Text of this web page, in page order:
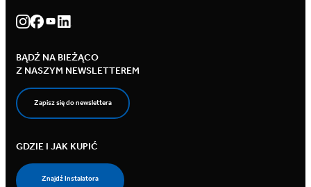
BĄDŹ NA BIEŻĄCO
Z NASZYM NEWSLETTEREM
Zapisz się do newslettera
GDZIE I JAK KUPIĆ
Znajdź Instalatora